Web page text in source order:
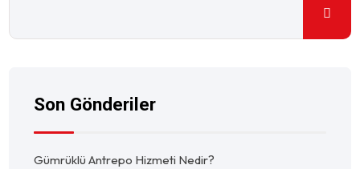
Son Gönderiler
Gümrüklü Antrepo Hizmeti Nedir?